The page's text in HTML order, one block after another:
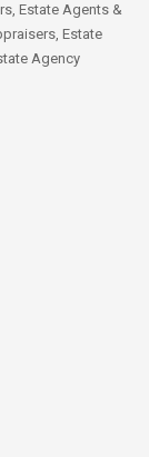
Estate Agents &
Estate
Agency